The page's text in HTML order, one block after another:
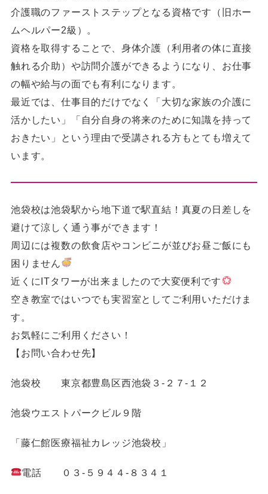
介護職のファーストステップとなる資格です（旧ホー
ムヘルパー2級）。
資格を取得することで、身体介護（利用者の体に直接
触れる介助）や訪問介護ができるようになり、お仕事
の幅や給与の面でも有利になります。
最近では、仕事目的だけでなく「大切な家族の介護に
活かしたい」「自分自身の将来のために知識を持って
おきたい」という理由で受講される方もとても増えて
います。
池袋校は池袋駅から地下道で駅直結！真夏の日差しを
避けて涼しく通う事ができます！
周辺には複数の飲食店やコンビニが並びお昼ご飯にも
困りません
近くにITタワーが出来ましたので大変便利です
空き教室ではいつでも実習室としてご利用いただけま
す。
お気軽にご利用ください！
【お問い合わせ先】
池袋校 東京都豊島区西池袋３-２７-１２
池袋ウエストパークビル９階
「藤仁館医療福祉カレッジ池袋校」
電話 ０３-５９４４-８３４１